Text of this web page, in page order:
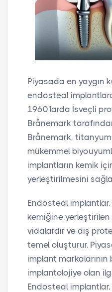
Piyasada en yaygın
endosteal
1960'larda İsveçli
Brånemark
Brånemark,
mükemmel
implantların kemik
yerleştirilmesini
Endosteal
kemiğine
vidalardır ve diş
temel oluşturur.
implant
implantolojiye olan
Endosteal